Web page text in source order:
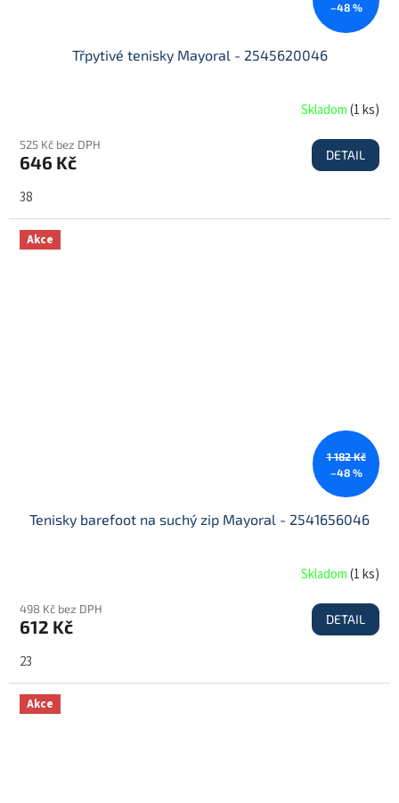
–48 %
Třpytivé tenisky Mayoral - 2545620046
Skladom(1 ks)
525 Kč bez DPH
646 Kč DETAIL
38
Akce
1 182 Kč
–48 %
Tenisky barefoot na suchý zip Mayoral - 2541656046
Skladom(1 ks)
498 Kč bez DPH
612 Kč DETAIL
23
Akce